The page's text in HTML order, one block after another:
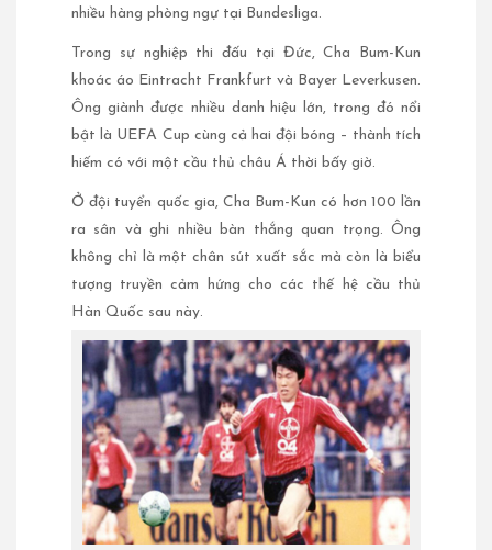
nhiều hàng phòng ngự tại Bundesliga.
Trong sự nghiệp thi đấu tại Đức, Cha Bum-Kun
khoác áo Eintracht Frankfurt và Bayer Leverkusen.
Ông giành được nhiều danh hiệu lớn, trong đó nổi
bật là UEFA Cup cùng cả hai đội bóng – thành tích
hiếm có với một cầu thủ châu Á thời bấy giờ.
Ở đội tuyển quốc gia, Cha Bum-Kun có hơn 100 lần
ra sân và ghi nhiều bàn thắng quan trọng. Ông
không chỉ là một chân sút xuất sắc mà còn là biểu
tượng truyền cảm hứng cho các thế hệ cầu thủ
Hàn Quốc sau này.